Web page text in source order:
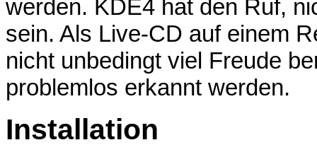
werden. KDE4 hat den Ruf,
sein. Als Live-CD auf einem
nicht unbedingt viel Freude
problemlos erkannt werden.
Installation